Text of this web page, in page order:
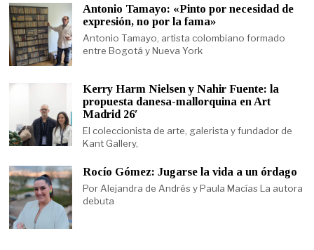
Antonio Tamayo: «Pinto por necesidad de
expresión, no por la fama»
Antonio Tamayo, artista colombiano formado
entre Bogotá y Nueva York
Kerry Harm Nielsen y Nahir Fuente: la
propuesta danesa-mallorquina en Art
Madrid 26′
El coleccionista de arte, galerista y fundador de
Kant Gallery,
Rocío Gómez: Jugarse la vida a un órdago
Por Alejandra de Andrés y Paula Macías La autora
debuta